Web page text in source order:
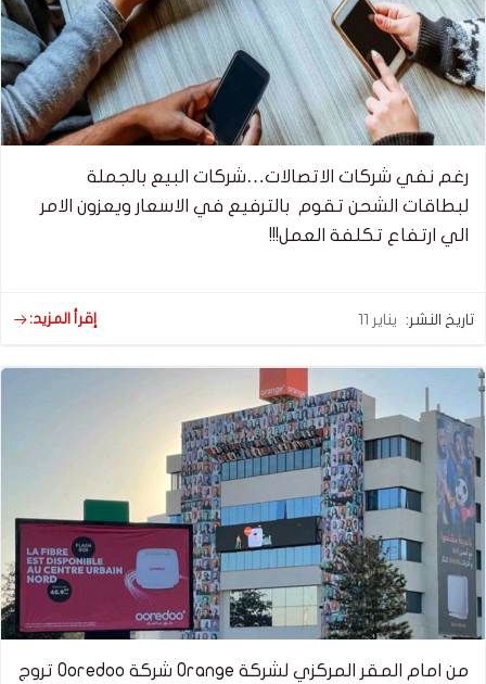
رغم نفي شركات الاتصالات…شركات البيع بالجملة
لبطاقات الشحن تقوم بالترفيع في الاسعار ويعزون الامر
الي ارتفاع تكلفة العمل!!!
تاريخ النشر: يناير 11 إقرأ المزيد:
من امام المقر المركزي لشركة Orange شركة Ooredoo تروج